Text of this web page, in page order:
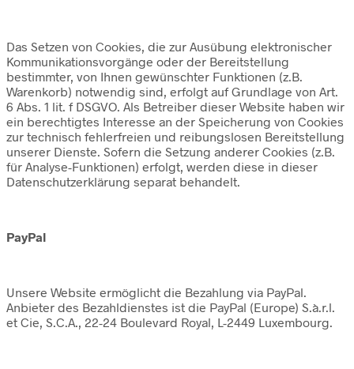
Das Setzen von Cookies, die zur Ausübung elektronischer
Kommunikationsvorgänge oder der Bereitstellung
bestimmter, von Ihnen gewünschter Funktionen (z.B.
Warenkorb) notwendig sind, erfolgt auf Grundlage von Art.
6 Abs. 1 lit. f DSGVO. Als Betreiber dieser Website haben wir
ein berechtigtes Interesse an der Speicherung von Cookies
zur technisch fehlerfreien und reibungslosen Bereitstellung
unserer Dienste. Sofern die Setzung anderer Cookies (z.B.
für Analyse-Funktionen) erfolgt, werden diese in dieser
Datenschutzerklärung separat behandelt.
PayPal
Unsere Website ermöglicht die Bezahlung via PayPal.
Anbieter des Bezahldienstes ist die PayPal (Europe) S.à.r.l.
et Cie, S.C.A., 22-24 Boulevard Royal, L-2449 Luxembourg.